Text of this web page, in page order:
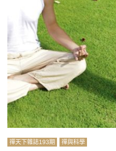
禪天下雜誌193期 禪與科學